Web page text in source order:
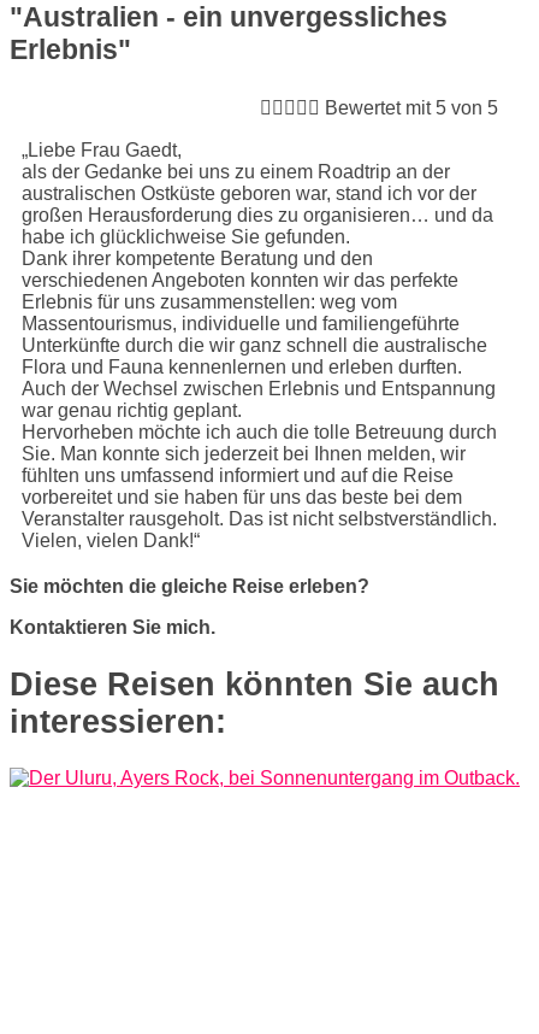
"Australien - ein unvergessliches
Erlebnis"
     Bewertet mit 5 von 5
„Liebe Frau Gaedt,
als der Gedanke bei uns zu einem Roadtrip an der
australischen Ostküste geboren war, stand ich vor der
großen Herausforderung dies zu organisieren… und da
habe ich glücklichweise Sie gefunden.
Dank ihrer kompetente Beratung und den
verschiedenen Angeboten konnten wir das perfekte
Erlebnis für uns zusammenstellen: weg vom
Massentourismus, individuelle und familiengeführte
Unterkünfte durch die wir ganz schnell die australische
Flora und Fauna kennenlernen und erleben durften.
Auch der Wechsel zwischen Erlebnis und Entspannung
war genau richtig geplant.
Hervorheben möchte ich auch die tolle Betreuung durch
Sie. Man konnte sich jederzeit bei Ihnen melden, wir
fühlten uns umfassend informiert und auf die Reise
vorbereitet und sie haben für uns das beste bei dem
Veranstalter rausgeholt. Das ist nicht selbstverständlich.
Vielen, vielen Dank!“
Sie möchten die gleiche Reise erleben?
Kontaktieren Sie mich.
Diese Reisen könnten Sie auch
interessieren: